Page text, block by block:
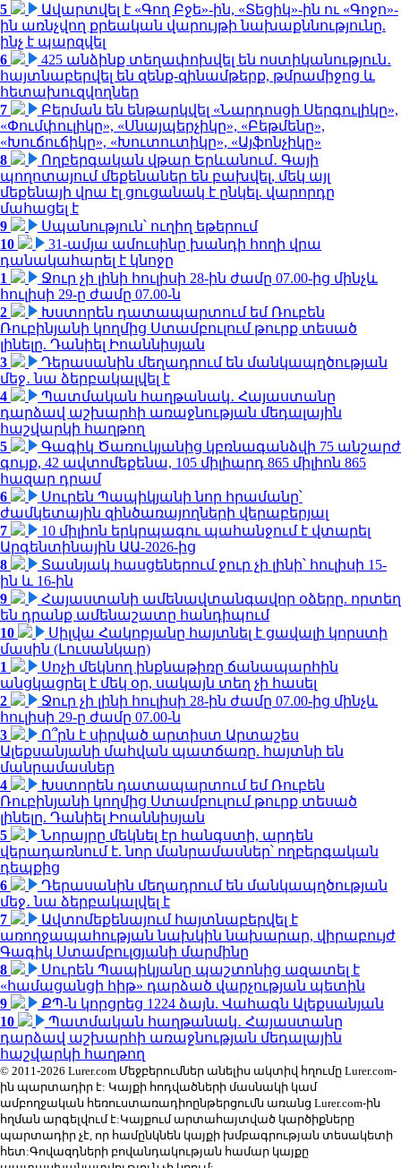
5
Ավարտվել է «Գող Բջե»-ին, «Տեցիկ»-ին ու «Գոջո»-
ին առնչվող քրեական վարույթի նախաքննությունը.
ինչ է պարզվել
6
425 անձինք տեղափոխվել են ոստիկանություն․
հայտնաբերվել են զենք-զինամթերք, թմրամիջոց և
հետախուզվողներ
7
Բերման են ենթարկվել «Նարդոսցի Սերգուլիկը»,
«Փումփուլիկը», «Սնայպերչիկը», «Բեթմենը»,
«Խուճուճիկը», «Խուտուտիկը», «Այֆոնչիկը»
8
Ողբերգական վթար Երևանում․ Գայի
պողոտայում մեքենաներ են բախվել, մեկ այլ
մեքենայի վրա էլ ցուցանակ է ընկել. վարորդը
մահացել է
9
Սպանություն՝ ուղիղ եթերում
10
31-ամյա ամուսինը խանդի հողի վրա
դանակահարել է կնոջը
1
Ջուր չի լինի հուլիսի 28-ին ժամը 07.00-ից մինչև
հուլիսի 29-ը ժամը 07.00-ն
2
Խստորեն դատապարտում եմ Ռուբեն
Ռուբինյանի կողմից Ստամբուլում թուրք տեսած
լինելը. Դանիել Իոաննիսյան
3
Դերասանին մեղադրում են մանկապղծության
մեջ․ նա ձերբակալվել է
4
Պատմական հաղթանակ․ Հայաստանը
դարձավ աշխարհի առաջնության մեդալային
հաշվարկի հաղթող
5
Գագիկ Ծառուկյանից կբռնագանձվի 75 անշարժ
գույք, 42 ավտոմեքենա, 105 միլիարդ 865 միլիոն 865
հազար դրամ
6
Սուրեն Պապիկյանի նոր հրամանը՝
ժամկետային զինծառայողների վերաբերյալ
7
10 միլիոն երկրպագու պահանջում է վտարել
Արգենտինային ԱԱ-2026-ից
8
Տասնյակ հասցեներում ջուր չի լինի՝ հուլիսի 15-
ին և 16-ին
9
Հայաստանի ամենավտանգավոր օձերը. որտեղ
են դրանք ամենաշատը հանդիպում
10
Սիլվա Հակոբյանը հայտնել է ցավալի կորստի
մասին (Լուսանկար)
1
Սոչի մեկնող ինքնաթիռը ճանապարհին
անցկացրել է մեկ օր, սակայն տեղ չի հասել
2
Ջուր չի լինի հուլիսի 28-ին ժամը 07.00-ից մինչև
հուլիսի 29-ը ժամը 07.00-ն
3
Ո՞րն է սիրված արտիստ Արտաշես
Ալեքսանյանի մահվան պատճառը. հայտնի են
մանրամասներ
4
Խստորեն դատապարտում եմ Ռուբեն
Ռուբինյանի կողմից Ստամբուլում թուրք տեսած
լինելը. Դանիել Իոաննիսյան
5
Նորայրը մեկնել էր հանգստի, արդեն
վերադառնում է. նոր մանրամասներ՝ ողբերգական
դեպքից
6
Դերասանին մեղադրում են մանկապղծության
մեջ․ նա ձերբակալվել է
7
Ավտոմեքենայում հայտնաբերվել է
առողջապահության նախկին նախարար, վիրաբույժ
Գագիկ Ստամբուլցյանի մարմինը
8
Սուրեն Պապիկյանը պաշտոնից ազատել է
«համացանցի հիթ» դարձած վարչության պետին
9
ՔՊ-ն կորցրեց 1224 ձայն. Վահագն Ալեքսանյան
10
Պատմական հաղթանակ․ Հայաստանը
դարձավ աշխարհի առաջնության մեդալային
հաշվարկի հաղթող
© 2011-2026 Lurer.com Մեջբերումներ անելիս ակտիվ հղումը Lurer.com-
ին պարտադիր է: Կայքի հոդվածների մասնակի կամ
ամբողջական հեռուստառադիոընթերցումն առանց Lurer.com-ին
հղման արգելվում է:Կայքում արտահայտված կարծիքները
պարտադիր չէ, որ համընկնեն կայքի խմբագրության տեսակետի
հետ:Գովազդների բովանդակության համար կայքը